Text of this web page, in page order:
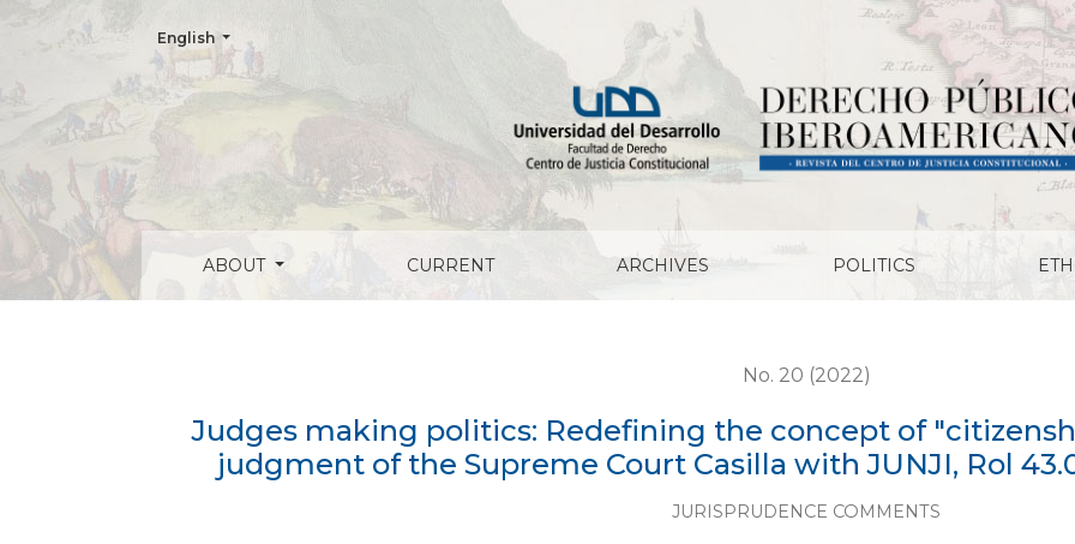
Judges making politics: Redefining the concept of "citizenship".: Commentary to the judgment of
ABOUT CURRENT ARCHIVES POLITICS
Change the language. The current language is:
English
No. 20 (2022)
Judges making politics: Redefining the concept of
judgment of the Supreme Court Casilla with JUNJI, Rol
JURISPRUDENCE COMMENTS